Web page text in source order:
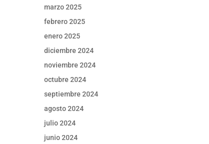
marzo 2025
febrero 2025
enero 2025
diciembre 2024
noviembre 2024
octubre 2024
septiembre 2024
agosto 2024
julio 2024
junio 2024